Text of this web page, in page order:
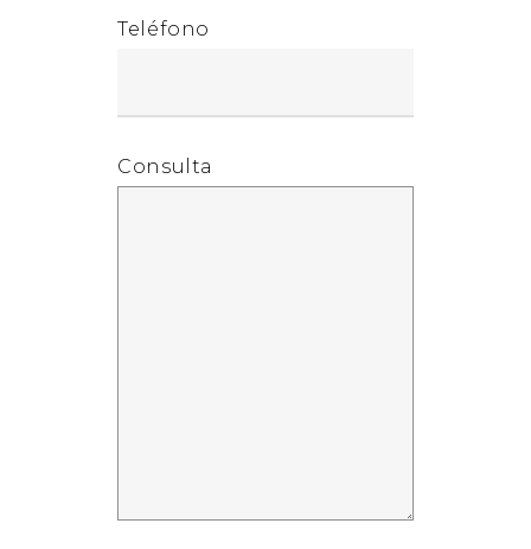
Teléfono
Consulta